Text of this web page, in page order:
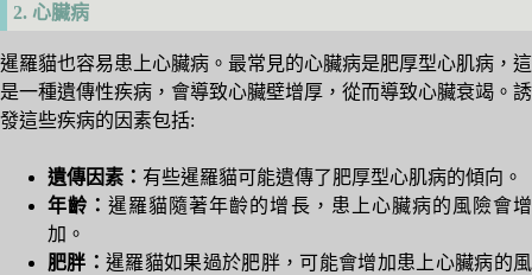
2. 心臟病
暹羅貓也容易患上心臟病。最常見的心臟病是肥厚型心肌病，這
是一種遺傳性疾病，會導致心臟壁增厚，從而導致心臟衰竭。誘
發這些疾病的因素包括:
遺傳因素： 有些暹羅貓可能遺傳了肥厚型心肌病的傾向。
年齡：暹羅貓隨著年齡的增長，患上心臟病的風險會增
加。
肥胖： 暹羅貓如果過於肥胖，可能會增加患上心臟病的風